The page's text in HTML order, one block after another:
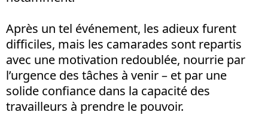
Après un tel événement, les adieux furent
difficiles, mais les camarades sont repartis
avec une motivation redoublée, nourrie par
l’urgence des tâches à venir – et par une
solide confiance dans la capacité des
travailleurs à prendre le pouvoir.